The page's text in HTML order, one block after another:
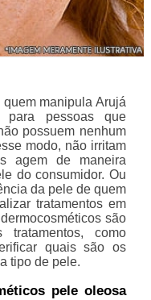
manipula Arujá
para pessoas que
possuem nenhum
modo, não irritam
agem de maneira
do consumidor. Ou
da pele de quem
tratamentos em
são
tratamentos, como
quais são os
tipo de pele.
pele oleosa